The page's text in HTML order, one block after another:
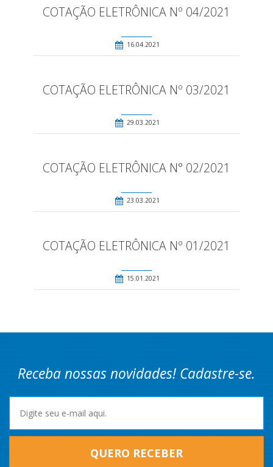
COTAÇÃO ELETRÔNICA Nº 04/2021
16.04.2021
COTAÇÃO ELETRÔNICA Nº 03/2021
29.03.2021
COTAÇÃO ELETRÔNICA N° 02/2021
23.03.2021
COTAÇÃO ELETRÔNICA Nº 01/2021
15.01.2021
Receba nossas novidades! Cadastre-se.
QUERO RECEBER